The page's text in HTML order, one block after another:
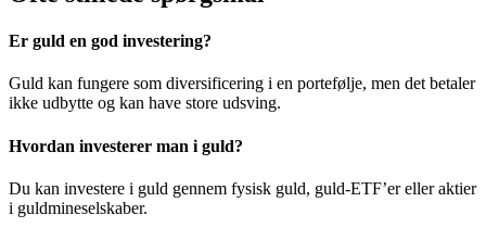
Er guld en god investering?
Guld kan fungere som diversificering i en portefølje, men det betaler
ikke udbytte og kan have store udsving.
Hvordan investerer man i guld?
Du kan investere i guld gennem fysisk guld, guld-ETF’er eller aktier
i guldmineselskaber.